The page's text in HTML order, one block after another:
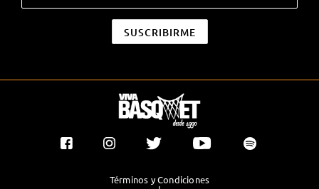
Términos y Condiciones